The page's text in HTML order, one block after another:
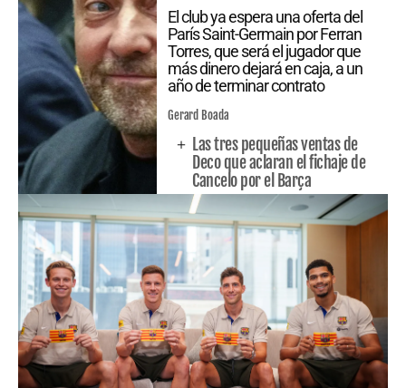
El club ya espera una oferta del
París Saint-Germain por Ferran
Torres, que será el jugador que
más dinero dejará en caja, a un
año de terminar contrato
Gerard Boada
Las tres pequeñas ventas de
Deco que aclaran el fichaje de
Cancelo por el Barça